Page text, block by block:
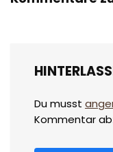
Du musst
Kommentar